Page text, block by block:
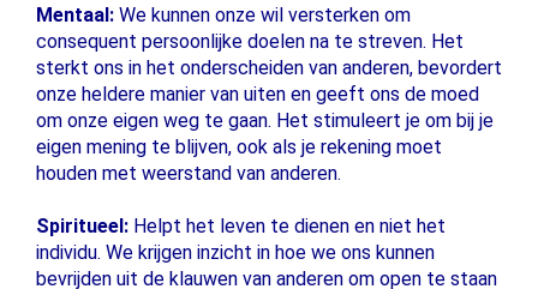
Mentaal: We kunnen onze wil versterken om
consequent persoonlijke doelen na te streven. Het
sterkt ons in het onderscheiden van anderen, bevordert
onze heldere manier van uiten en geeft ons de moed
om onze eigen weg te gaan. Het stimuleert je om bij je
eigen mening te blijven, ook als je rekening moet
houden met weerstand van anderen.
Spiritueel: Helpt het leven te dienen en niet het
individu. We krijgen inzicht in hoe we ons kunnen
bevrijden uit de klauwen van anderen om open te staan ​​